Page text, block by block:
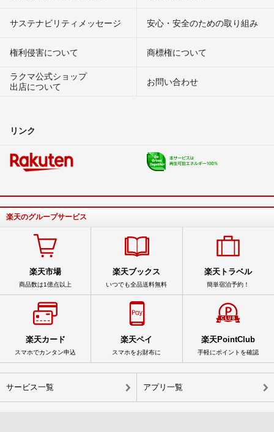
サステナビリティメッセージ 安心・安全のための取り組み
権利侵害について
商標権について
ラクマ公式ショップ
出店について
お問い合わせ
リンク
楽天のグループサービス
楽天市場
商品数は1億点以上
楽天ブックス
いつでも全品送料無料
楽天トラベル
簡単宿泊予約！
楽天カード
スマホでカンタン申込
楽天ペイ
スマホをお財布に
楽天PointClub
手軽にポイントを確認
サービス一覧 アプリ一覧